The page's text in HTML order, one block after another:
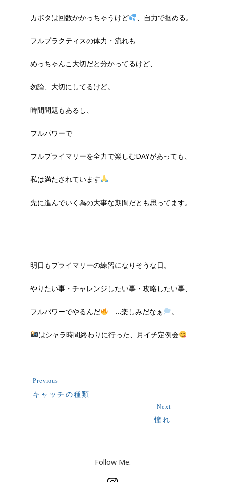
カポタは回数かかっちゃうけど 、自力で掴める。
フルプラクティスの体力・流れも
めっちゃんこ大切だと分かってるけど、
勿論、大切にしてるけど。
時間問題もあるし、
フルパワーで
フルプライマリーを全力で楽しむDAYがあっても、
私は満たされています
先に進んでいく為の大事な期間だとも思ってます。
明日もプライマリーの練習になりそうな日。
やりたい事・チャレンジしたい事・攻略したい事、
フルパワーでやるんだ …楽しみだなぁ 。
はシャラ時間終わりに行った、月イチ定例会
Previous
キャッチの種類
Next
憧れ
Follow Me.